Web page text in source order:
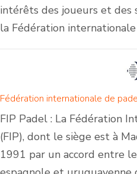
intérêts des joueurs et des
la Fédération internationale
Fédération internationale de
FIP Padel : La Fédération
(FIP), dont le siège est à
1991 par un accord entre